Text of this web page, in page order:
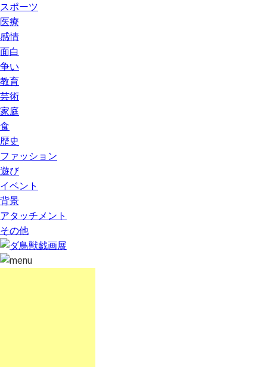
スポーツ
医療
感情
面白
争い
教育
芸術
家庭
食
歴史
ファッション
遊び
イベント
背景
アタッチメント
その他